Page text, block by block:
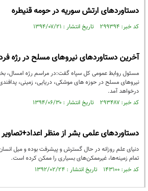
دستاوردهای ارتش سوریه در حومه قنیطره
کد خبر: ۲۹۹۳۹۴ تاریخ انتشار : ۱۳۹۴/۰۷/۲۱
آخرین دستاوردهای نیروهای مسلح در رژه
مسئول روابط عمومی کل سپاه گفت:در مراسم رژه امسال،
نیروهای مسلح در حوزه های موشکی، دریایی، زمینی،
درخواهد آمد.
کد خبر: ۲۹۳۴۸۷ تاریخ انتشار : ۱۳۹۴/۰۶/۳۰
دستاوردهای علمی بشر از منظر اعداد+تصاوير
دنیای علم روزانه در حال گسترش و پیشرفت بوده و میل
تمام زمینه‌ها، غیرممکن‌های بسیاری را ممکن کرده است.
کد خبر: ۱۴۳۱۰۰ تاریخ انتشار : ۱۳۹۲/۰۲/۲۴